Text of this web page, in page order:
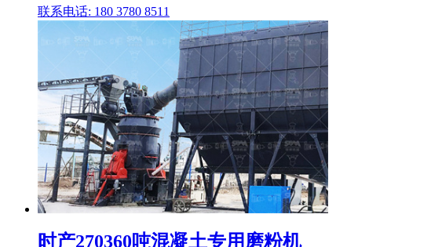
联系电话: 180 3780 8511
时产270360吨混凝土专用磨粉机